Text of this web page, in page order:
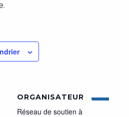
ORGANISATEUR
Réseau de soutien à